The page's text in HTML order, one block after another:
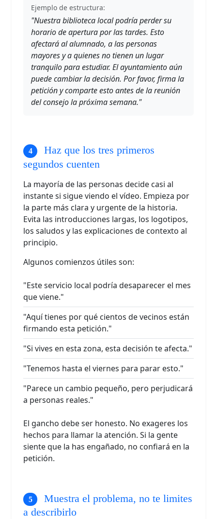
Ejemplo de estructura:
"Nuestra biblioteca local podría perder su
horario de apertura por las tardes. Esto
afectará al alumnado, a las personas
mayores y a quienes no tienen un lugar
tranquilo para estudiar. El ayuntamiento aún
puede cambiar la decisión. Por favor, firma la
petición y comparte esto antes de la reunión
del consejo la próxima semana."
Haz que los tres primeros
segundos cuenten
La mayoría de las personas decide casi al
instante si sigue viendo el vídeo. Empieza por
la parte más clara y urgente de la historia.
Evita las introducciones largas, los logotipos,
los saludos y las explicaciones de contexto al
principio.
Algunos comienzos útiles son:
"Este servicio local podría desaparecer el mes
que viene."
"Aquí tienes por qué cientos de vecinos están
firmando esta petición."
"Si vives en esta zona, esta decisión te afecta."
"Tenemos hasta el viernes para parar esto."
"Parece un cambio pequeño, pero perjudicará
a personas reales."
El gancho debe ser honesto. No exageres los
hechos para llamar la atención. Si la gente
siente que la has engañado, no confiará en la
petición.
Muestra el problema, no te limites
a describirlo